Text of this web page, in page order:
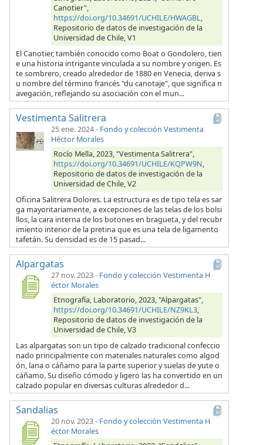
Canotier",
https://doi.org/10.34691/UCHILE/HWAGBL,
Repositorio de datos de investigación de la
Universidad de Chile, V1
El Canotier, también conocido como Boat o Gondolero, tien
e una historia intrigante vinculada a su nombre y origen. Es
te sombrero, creado alrededor de 1880 en Venecia, deriva s
u nombre del término francés "du canotaje", que significa n
avegación, reflejando su asociación con el mun...
Vestimenta Salitrera
25 ene. 2024- Fondo y colección Vestimenta
Héctor Morales
Rocío Mella, 2023, "Vestimenta Salitrera",
https://doi.org/10.34691/UCHILE/KQPW9N,
Repositorio de datos de investigación de la
Universidad de Chile, V2
Oficina Salitrera Dolores. La estructura es de tipo tela es sar
ga mayoritariamente, a excepciones de las telas de los bolsi
llos, la cara interna de los botones en bragueta, y del recubr
imiento interior de la pretina que es una tela de ligamento
tafetán. Su densidad es de 15 pasad...
Alpargatas
27 nov. 2023- Fondo y colección Vestimenta H
éctor Morales
Etnografía, Laboratorio, 2023, "Alpargatas",
https://doi.org/10.34691/UCHILE/NZ9KL3,
Repositorio de datos de investigación de la
Universidad de Chile, V3
Las alpargatas son un tipo de calzado tradicional confeccio
nado principalmente con materiales naturales como algod
ón, lana o cáñamo para la parte superior y suelas de yute o
cáñamo. Su diseño cómodo y ligero las ha convertido en un
calzado popular en diversas culturas alrededor d...
Sandalias
20 nov. 2023- Fondo y colección Vestimenta H
éctor Morales